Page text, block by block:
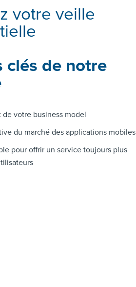
votre veille
clés de notre
votre business model
du marché des applications mobiles
pour offrir un service toujours plus